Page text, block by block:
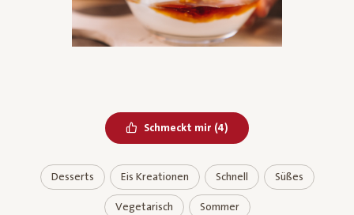
Schmeckt mir Bereits geliked
(4)
Desserts Eis Kreationen Schnell Süßes
Vegetarisch Sommer